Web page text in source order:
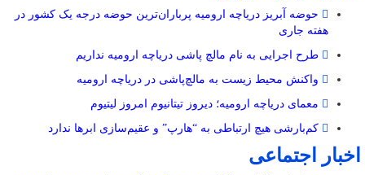
حوضه آبریز دریاچه ارومیه پرباران‌ترین حوضه‌ درجه یک کشور در
هفته جاری
طرح اجرایی به نام مالچ پاشی دریاچه ارومیه نداریم
واکنش محیط زیست به مالچ‌پاشی در دریاچه ارومیه
معمای دریاچه ارومیه؛ دیروز تیتانیوم امروز لیتیوم
کم‌بارشی هیچ ارتباطی به “هارپ” و عقیم‌سازی ابرها ندارد
اخبار اجتماعی